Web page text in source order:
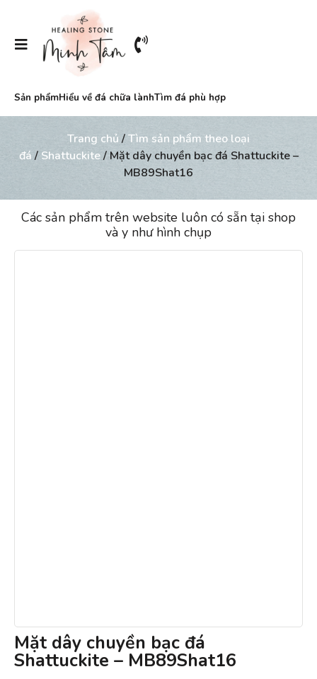
Sản phẩmHiểu về đá chữa lànhTìm đá phù hợp
Trang chủ /Tìm sản phẩm theo loại
đá / Shattuckite/ Mặt dây chuyền bạc đá Shattuckite –
MB89Shat16
Các sản phẩm trên website luôn có sẵn tại shop
và y như hình chụp
Mặt dây chuyền bạc đá
Shattuckite – MB89Shat16